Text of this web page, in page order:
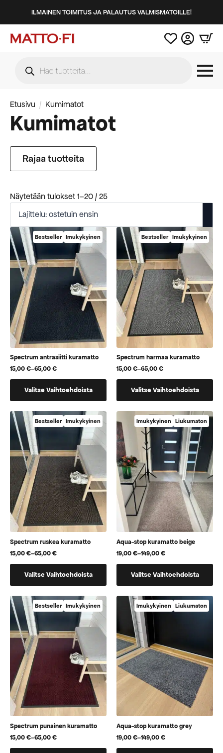
ILMAINEN TOIMITUS JA PALAUTUS VALMISMATOILLE!
search
Etusivu Kumimatot
Kumimatot
Rajaa tuotteita
Näytetään tulokset 1–20 / 25Suosituimmat
Bestseller Imukykyinen
Spectrum antrasiitti kuramatto
15,00€–65,00€
Hintaluokka:
15,00 €
65,00 €
Valitse Vaihtoehdoista
useampi
muunnelma.
Voit
tehdä
valinnat
tuotteen
sivulla.
Bestseller Imukykyinen
Spectrum harmaa kuramatto
15,00€–65,00€
Hintaluokka:
15,00 €
65,00 €
Valitse Vaihtoehdoista
useampi
muunnelma.
Voit
tehdä
valinnat
tuotteen
sivulla.
Bestseller Imukykyinen
Spectrum ruskea kuramatto
15,00€–65,00€
Hintaluokka:
15,00 €
65,00 €
Valitse Vaihtoehdoista
tuotteella
useampi
muunnelma.
Voit
tehdä
valinnat
tuotteen
sivulla.
Imukykyinen Liukumaton
Aqua-stop kuramatto beige
19,00€–149,00€
Hintaluokka:
19,00 €
149,00 €
Valitse Vaihtoehdoista
tuotteella
useampi
muunnelma.
tehdä
valinnat
tuotteen
sivulla.
Bestseller Imukykyinen
Spectrum punainen kuramatto
15,00€–65,00€
Hintaluokka:
15,00 €
Imukykyinen Liukumaton
Aqua-stop kuramatto grey
19,00€–149,00€
Hintaluokka:
19,00 €